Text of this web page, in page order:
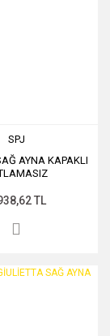
SPJ
AYNA KAPAKLI
TL